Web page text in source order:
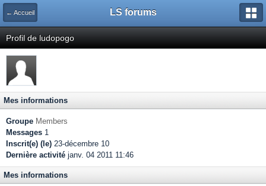
← Accueil LS forums
Profil de ludopogo
Mes informations
Groupe Members
Messages 1
Inscrit(e) (le) 23-décembre 10
Dernière activité janv. 04 2011 11:46
Mes informations